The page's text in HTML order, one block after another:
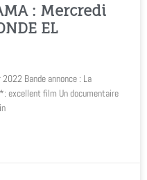
: Mercredi
EL
Bande annonce : La
excellent film Un documentaire